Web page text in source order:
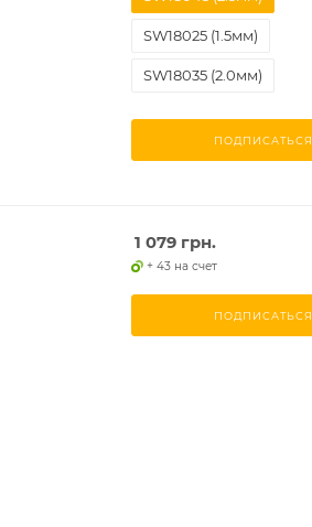
SW18025 (1.5мм)
SW18035 (2.0мм)
ПОДПИСАТЬСЯ
1 079 грн.
+ 43 на счет
ПОДПИСАТЬСЯ